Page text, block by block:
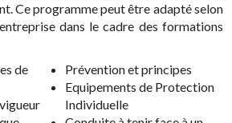
Ce programme peut être adapté selon
dans le cadre des formations
de
Prévention et principes
Equipements de Protection
Individuelle